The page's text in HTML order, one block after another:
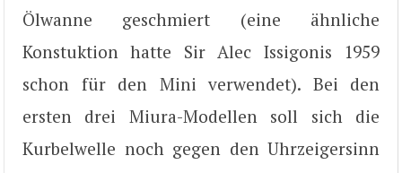
Ölwanne geschmiert (eine ähnliche
Konstuktion hatte Sir Alec Issigonis 1959
schon für den Mini verwendet). Bei den
ersten drei Miura-Modellen soll sich die
Kurbelwelle noch gegen den Uhrzeigersinn